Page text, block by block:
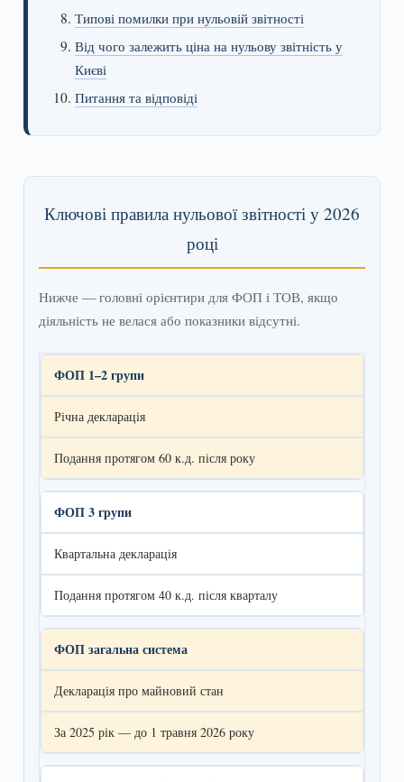
Типові помилки при нульовій звітності
Від чого залежить ціна на нульову звітність у
Києві
Питання та відповіді
Ключові правила нульової звітності у 2026
році
Нижче — головні орієнтири для ФОП і ТОВ, якщо
діяльність не велася або показники відсутні.
ФОП 1–2 групи
Річна декларація
Подання протягом 60 к.д. після року
ФОП 3 групи
Квартальна декларація
Подання протягом 40 к.д. після кварталу
ФОП загальна система
Декларація про майновий стан
За 2025 рік — до 1 травня 2026 року